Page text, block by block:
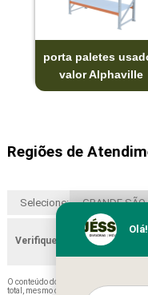
porta paletes
valor Alphaville
Regiões de
Selecione: GRANDE SÃO
Verifique as regiões que
O conteúdo do texto "
total, mesmo citando nossos links, é